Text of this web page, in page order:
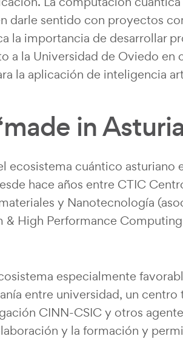
darle sentido con proyectos
la importancia de desarrollar
a la Universidad de Oviedo en
la aplicación de inteligencia
in
ecosistema cuántico asturiano
hace años entre CTIC
y Nanotecnología
& High Performance
especialmente
entre universidad, un
CINN-CSIC y otros
y la formación y